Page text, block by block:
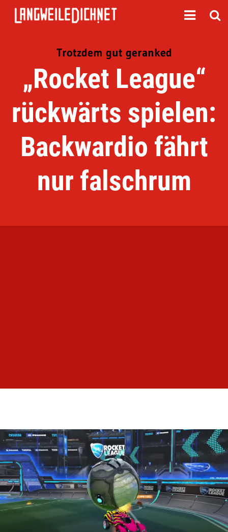
Trotzdem gut geranked
„Rocket League“
rückwärts spielen:
Backwardio fährt
nur falschrum